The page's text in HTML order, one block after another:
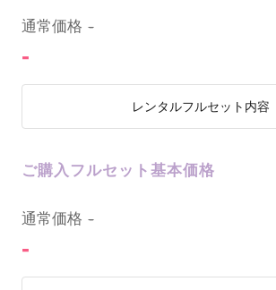
通常価格 -
-
レンタルフルセット内容
ご購入フルセット基本価格
通常価格 -
-